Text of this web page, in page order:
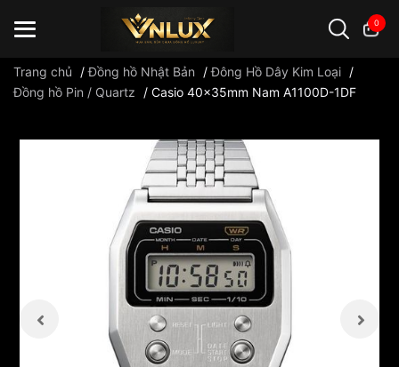
0
Trang chủ /Đồng hồ Nhật Bản /Đông Hồ Dây Kim Loại /
Đồng hồ Pin / Quartz
/ Casio 40x35mm Nam A1100D-1DF